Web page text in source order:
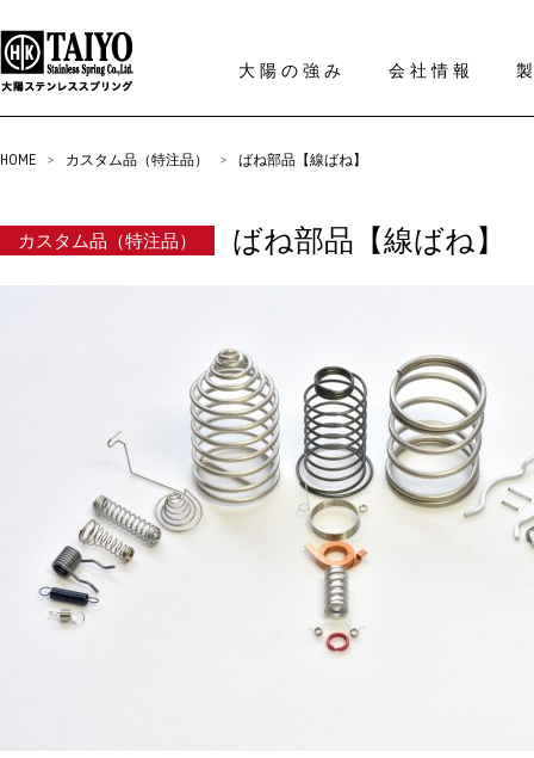
大陽の強み 会社情報
HOME > カスタム品（特注品） > ばね部品【線ばね】
カスタム品（特注品） ばね部品【線ばね】